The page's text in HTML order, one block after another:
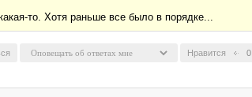
то. Хотя раньше все было в порядке...
Нравится 0